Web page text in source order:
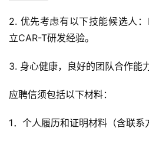
2. 优先考虑有以下技能候选人
立CAR-T研发经验。
3. 身心健康，良好的团队合作能力
应聘信须包括以下材料：
1．个人履历和证明材料（含联系